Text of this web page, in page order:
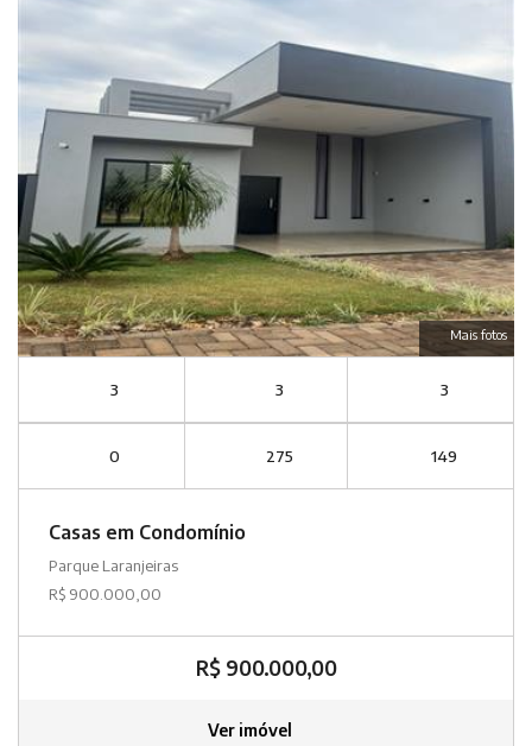
Mais fotos
3 3 3
0 275 149
Casas em Condomínio
Parque Laranjeiras
R$ 900.000,00
R$ 900.000,00
Ver imóvel